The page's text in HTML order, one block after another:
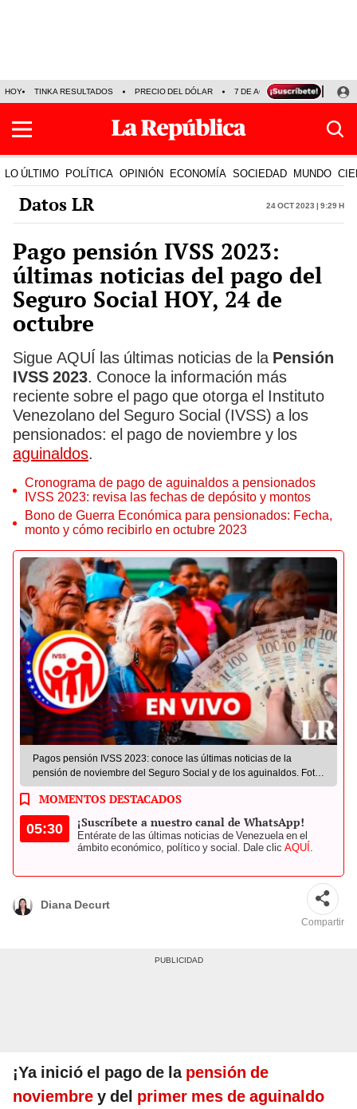
HOY TINKA RESULTADOS PRECIO DEL DÓLAR 7 DE AGOSTO OLLANTA
LO ÚLTIMO POLÍTICA OPINIÓN ECONOMÍA SOCIEDAD MUNDO
Datos LR 24 Oct 2023 | 9:29 h
Pago pensión IVSS 2023:
últimas noticias del pago del
Seguro Social HOY, 24 de
octubre
Sigue AQUÍ las últimas noticias de la Pensión
IVSS 2023. Conoce la información más
reciente sobre el pago que otorga el Instituto
Venezolano del Seguro Social (IVSS) a los
pensionados: el pago de noviembre y los
aguinaldos.
Cronograma de pago de aguinaldos a pensionados
IVSS 2023: revisa las fechas de depósito y montos
Bono de Guerra Económica para pensionados: Fecha,
monto y cómo recibirlo en octubre 2023
Pagos pensión IVSS 2023: conoce las últimas noticias de la
pensión de noviembre del Seguro Social y de los aguinaldos. Foto:
composición LR/ Fabrizio Oviedo
MOMENTOS DESTACADOS
05:30 ¡Suscríbete a nuestro canal de WhatsApp!
Entérate de las últimas noticias de Venezuela en el
ámbito económico, político y social. Dale clic AQUÍ
Diana Decurt
Compartir
¡Ya inició el pago de la pensión de
noviembre y del primer mes de aguinaldo